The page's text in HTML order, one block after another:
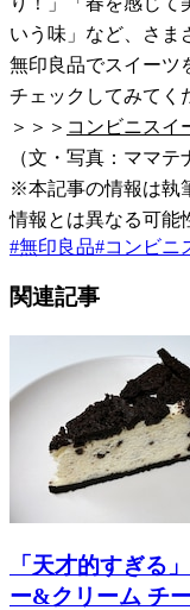
いう味」など、さま
無印良品でスイーツ
チェックしてみてく
＞＞＞ コンビニスイ
（文・写真：ママテ
※本記事の情報は執
情報とは異なる可能
#無印良品#コンビニ
関連記事
「天才的すぎる
ー&クリーム チ